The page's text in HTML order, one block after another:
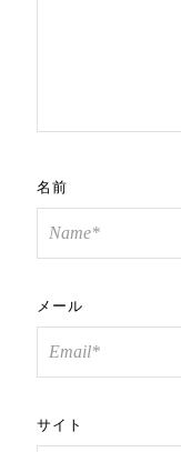
名前
メール
サイト